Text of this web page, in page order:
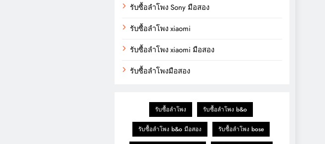
รับซื้อลำโพง Sony มือสอง
รับซื้อลำโพง xiaomi
รับซื้อลำโพง xiaomi มือสอง
รับซื้อลำโพงมือสอง
รับซื้อลำโพง รับซื้อลำโพง b&o
รับซื้อลำโพง b&o มือสอง รับซื้อลำโพง bose